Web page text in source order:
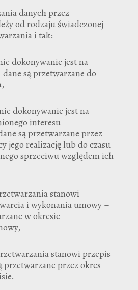
danych przez
od rodzaju świadczonej
i tak:
dokonywanie jest na
są przetwarzane do
dokonywanie jest na
interesu
są przetwarzane przez
jego realizację lub do czasu
sprzeciwu względem ich
stanowi
i wykonania umowy –
w okresie
stanowi przepis
przetwarzane przez okres